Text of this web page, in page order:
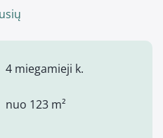
4 miegamieji k.
nuo 123 m²